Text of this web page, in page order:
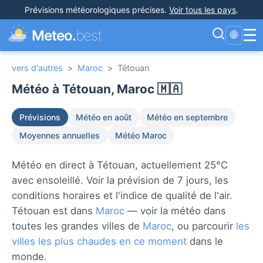
Prévisions météorologiques précises. Voir tous les pays.
Meteo.best 🌐 ☰
vers d'autres > Maroc > Tétouan
Météo à Tétouan, Maroc 🇲🇦
Prévisions Météo en août
Météo en septembre
Moyennes annuelles
Météo Maroc
Météo en direct à Tétouan, actuellement 25°C
avec ensoleillé. Voir la prévision de 7 jours, les
conditions horaires et l'indice de qualité de l'air.
Tétouan est dans Maroc — voir la météo dans
toutes les grandes villes de Maroc, ou parcourir les
villes les plus chaudes en ce moment dans le
monde.